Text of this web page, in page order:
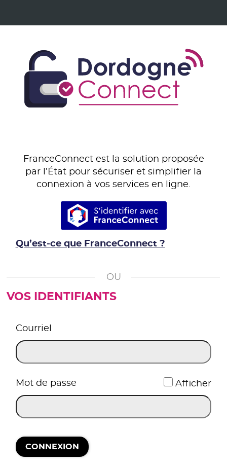
FranceConnect est la solution proposée
par l’État pour sécuriser et simplifier la
connexion à vos services en ligne.
S’identifier avec
Qu’est-ce que FranceConnect ?
VOS IDENTIFIANTS
Courriel
*
Mot de passe Afficher
CONNEXION